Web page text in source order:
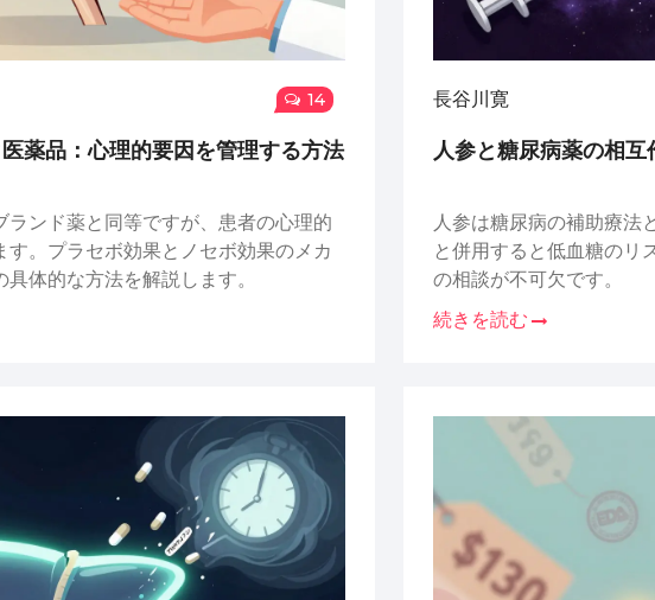
14
薬品：心理的要因を管理する方法
ンド薬と同等ですが、患者の心理的
。プラセボ効果とノセボ効果のメカ
体的な方法を解説します。
長谷川寛
人参と糖尿病薬の相
人参は糖尿病の補助療法
と併用すると低血糖のリ
の相談が不可欠です。
続きを読む